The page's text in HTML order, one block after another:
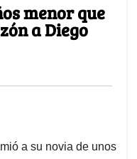
menor que
a Diego
a su novia de unos